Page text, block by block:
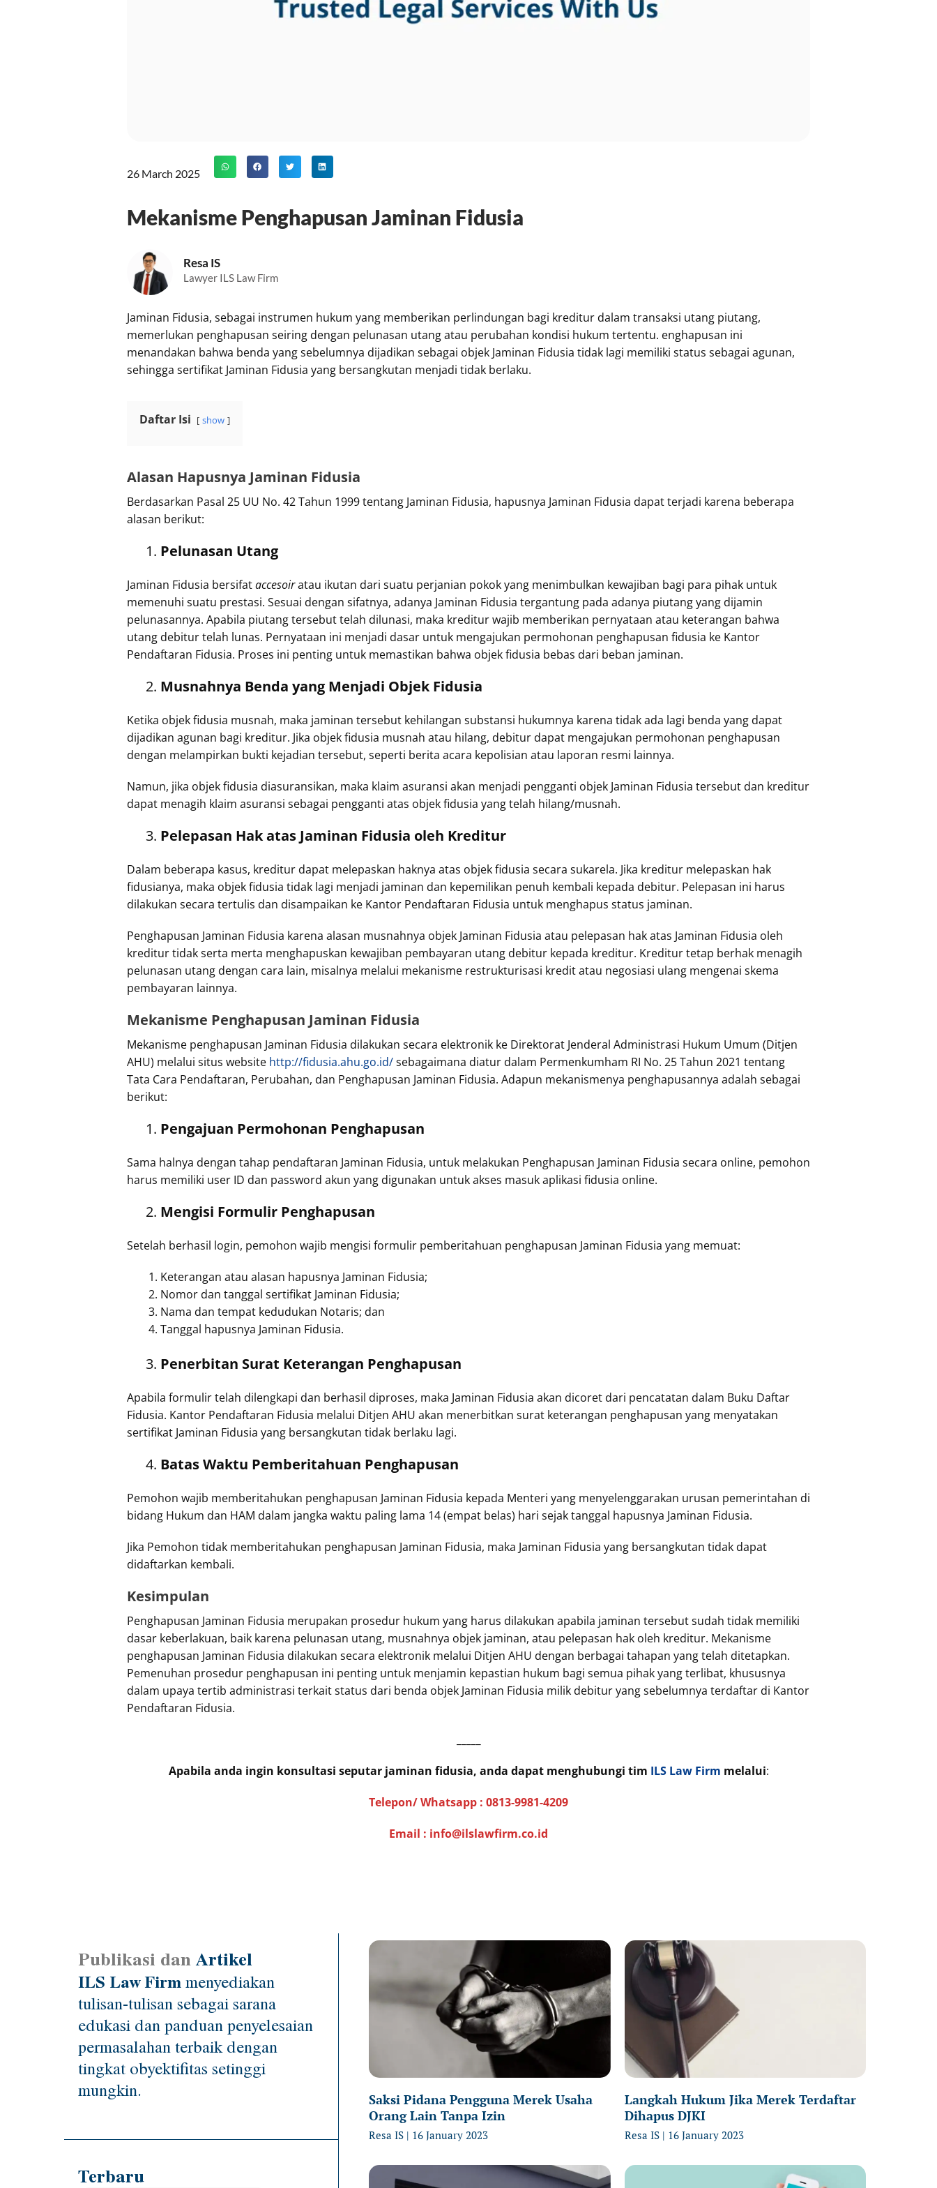
26 March 2025
Mekanisme Penghapusan Jaminan Fidusia
Resa IS
Lawyer ILS Law Firm
Jaminan Fidusia, sebagai instrumen hukum yang memberikan perlindungan bagi kreditur dalam transaksi utang piutang,
memerlukan penghapusan seiring dengan pelunasan utang atau perubahan kondisi hukum tertentu. enghapusan ini
menandakan bahwa benda yang sebelumnya dijadikan sebagai objek Jaminan Fidusia tidak lagi memiliki status sebagai agunan,
sehingga sertifikat Jaminan Fidusia yang bersangkutan menjadi tidak berlaku.
Daftar Isi show
Alasan Hapusnya Jaminan Fidusia
Berdasarkan Pasal 25 UU No. 42 Tahun 1999 tentang Jaminan Fidusia, hapusnya Jaminan Fidusia dapat terjadi karena beberapa
alasan berikut:
Pelunasan Utang
Jaminan Fidusia bersifataccesoiratau ikutan dari suatu perjanian pokok yang menimbulkan kewajiban bagi para pihak untuk
memenuhi suatu prestasi. Sesuai dengan sifatnya, adanya Jaminan Fidusia tergantung pada adanya piutang yang dijamin
pelunasannya. Apabila piutang tersebut telah dilunasi, maka kreditur wajib memberikan pernyataan atau keterangan bahwa
utang debitur telah lunas. Pernyataan ini menjadi dasar untuk mengajukan permohonan penghapusan fidusia ke Kantor
Pendaftaran Fidusia. Proses ini penting untuk memastikan bahwa objek fidusia bebas dari beban jaminan.
Musnahnya Benda yang Menjadi Objek Fidusia
Ketika objek fidusia musnah, maka jaminan tersebut kehilangan substansi hukumnya karena tidak ada lagi benda yang dapat
dijadikan agunan bagi kreditur. Jika objek fidusia musnah atau hilang, debitur dapat mengajukan permohonan penghapusan
dengan melampirkan bukti kejadian tersebut, seperti berita acara kepolisian atau laporan resmi lainnya.
Namun, jika objek fidusia diasuransikan, maka klaim asuransi akan menjadi pengganti objek Jaminan Fidusia tersebut dan kreditur
dapat menagih klaim asuransi sebagai pengganti atas objek fidusia yang telah hilang/musnah.
Pelepasan Hak atas Jaminan Fidusia oleh Kreditur
Dalam beberapa kasus, kreditur dapat melepaskan haknya atas objek fidusia secara sukarela. Jika kreditur melepaskan hak
fidusianya, maka objek fidusia tidak lagi menjadi jaminan dan kepemilikan penuh kembali kepada debitur. Pelepasan ini harus
dilakukan secara tertulis dan disampaikan ke Kantor Pendaftaran Fidusia untuk menghapus status jaminan.
Penghapusan Jaminan Fidusia karena alasan musnahnya objek Jaminan Fidusia atau pelepasan hak atas Jaminan Fidusia oleh
kreditur tidak serta merta menghapuskan kewajiban pembayaran utang debitur kepada kreditur. Kreditur tetap berhak menagih
pelunasan utang dengan cara lain, misalnya melalui mekanisme restrukturisasi kredit atau negosiasi ulang mengenai skema
pembayaran lainnya.
Mekanisme Penghapusan Jaminan Fidusia
Mekanisme penghapusan Jaminan Fidusia dilakukan secara elektronik ke Direktorat Jenderal Administrasi Hukum Umum (Ditjen
AHU) melalui situs website http://fidusia.ahu.go.id/sebagaimana diatur dalam Permenkumham RI No. 25 Tahun 2021 tentang
Tata Cara Pendaftaran, Perubahan, dan Penghapusan Jaminan Fidusia. Adapun mekanismenya penghapusannya adalah sebagai
berikut:
Pengajuan Permohonan Penghapusan
Sama halnya dengan tahap pendaftaran Jaminan Fidusia, untuk melakukan Penghapusan Jaminan Fidusia secara online, pemohon
harus memiliki user ID dan password akun yang digunakan untuk akses masuk aplikasi fidusia online.
Mengisi Formulir Penghapusan
Setelah berhasil login, pemohon wajib mengisi formulir pemberitahuan penghapusan Jaminan Fidusia yang memuat:
Keterangan atau alasan hapusnya Jaminan Fidusia;
Nomor dan tanggal sertifikat Jaminan Fidusia;
Nama dan tempat kedudukan Notaris; dan
Tanggal hapusnya Jaminan Fidusia.
Penerbitan Surat Keterangan Penghapusan
Apabila formulir telah dilengkapi dan berhasil diproses, maka Jaminan Fidusia akan dicoret dari pencatatan dalam Buku Daftar
Fidusia. Kantor Pendaftaran Fidusia melalui Ditjen AHU akan menerbitkan surat keterangan penghapusan yang menyatakan
sertifikat Jaminan Fidusia yang bersangkutan tidak berlaku lagi.
Batas Waktu Pemberitahuan Penghapusan
Pemohon wajib memberitahukan penghapusan Jaminan Fidusia kepada Menteri yang menyelenggarakan urusan pemerintahan di
bidang Hukum dan HAM dalam jangka waktu paling lama 14 (empat belas) hari sejak tanggal hapusnya Jaminan Fidusia.
Jika Pemohon tidak memberitahukan penghapusan Jaminan Fidusia, maka Jaminan Fidusia yang bersangkutan tidak dapat
didaftarkan kembali.
Kesimpulan
Penghapusan Jaminan Fidusia merupakan prosedur hukum yang harus dilakukan apabila jaminan tersebut sudah tidak memiliki
dasar keberlakuan, baik karena pelunasan utang, musnahnya objek jaminan, atau pelepasan hak oleh kreditur. Mekanisme
penghapusan Jaminan Fidusia dilakukan secara elektronik melalui Ditjen AHU dengan berbagai tahapan yang telah ditetapkan.
Pemenuhan prosedur penghapusan ini penting untuk menjamin kepastian hukum bagi semua pihak yang terlibat, khususnya
dalam upaya tertib administrasi terkait status dari benda objek Jaminan Fidusia milik debitur yang sebelumnya terdaftar di Kantor
Pendaftaran Fidusia.
Apabila anda ingin konsultasi seputar jaminan fidusia, anda dapat menghubungi tim ILS Law Firm melalui:
Telepon/ Whatsapp : 0813-9981-4209
Email : info@ilslawfirm.co.id
Publikasi danArtikel
ILS Law Firmmenyediakan
tulisan-tulisan sebagai sarana
edukasi dan panduan penyelesaian
permasalahan terbaik dengan
tingkat obyektifitas setinggi
mungkin.
Terbaru
Saksi Pidana Pengguna Merek Usaha
Orang Lain Tanpa Izin
Resa IS 16 January 2023
Langkah Hukum Jika Merek Terdaftar
Dihapus DJKI
Resa IS 16 January 2023
Page Page PagePage